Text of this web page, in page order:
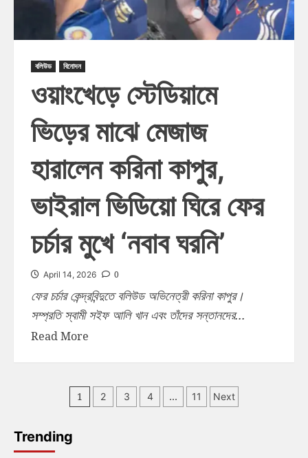
বলিউড বিনোদন
ওয়াংখেড়ে স্টেডিয়ামে
ভিড়ের মাঝে মেজাজ
হারালেন করিনা কাপুর,
ভাইরাল ভিডিয়ো ঘিরে ফের
চর্চার মুখে ‘নবাব ঘরনি’
April 14, 2026 0
ফের চর্চার কেন্দ্রবিন্দুতে বলিউড অভিনেত্রী করিনা কাপুর।
সম্প্রতি স্বামী সইফ আলি খান এবং তাঁদের সন্তানদের...
Read More
1 2 3 4 … 11 Next
Trending